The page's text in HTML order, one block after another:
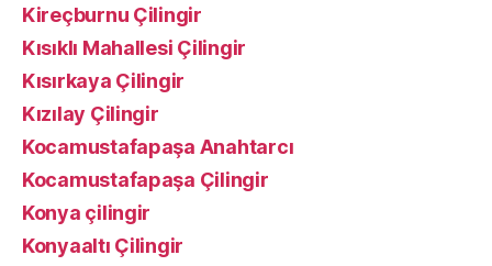
Kireçburnu Çilingir
Kısıklı Mahallesi Çilingir
Kısırkaya Çilingir
Kızılay Çilingir
Kocamustafapaşa Anahtarcı
Kocamustafapaşa Çilingir
Konya çilingir
Konyaaltı Çilingir